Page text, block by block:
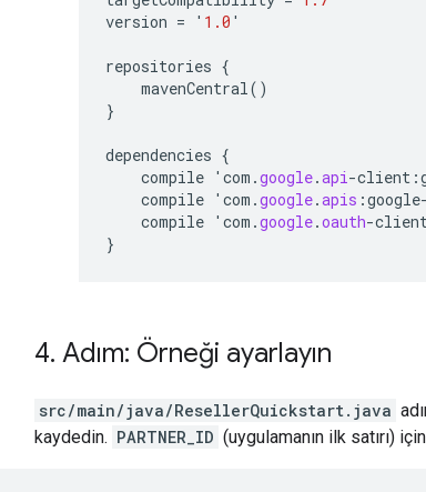
version = ' 1.0 '
repositories {
mavenCentral()
}
dependencies {
compile ' com .google.api-client :
compile ' com .google.apis :google-
compile ' com .google.oauth-
}
4. Adım: Örneği ayarlayın
src/main/java/ResellerQuickstart.java
kaydedin. PARTNER_ID (uygulamanın ilk satırı)